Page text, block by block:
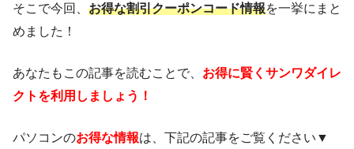
そこで今回、 お得な割引クーポンコード情報を一挙にまと
めました！
あなたもこの記事を読むことで、 お得に賢くサンワダイレ
クトを利用しましょう！
パソコンのお得な情報は、下記の記事をご覧ください▼